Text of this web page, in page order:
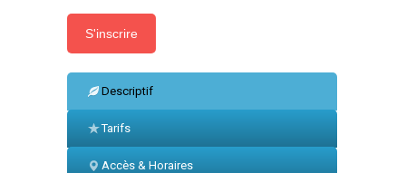
Descriptif
Tarifs
Accès & Horaires